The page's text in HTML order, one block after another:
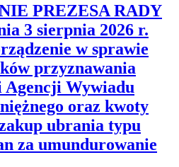
PREZESA RADY
3 sierpnia 2026 r.
w sprawie
przyznawania
Wywiadu
oraz kwoty
ubrania typu
za umundurowanie